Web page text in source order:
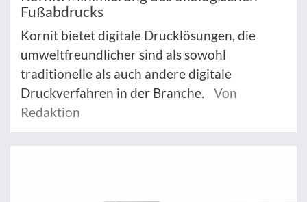
Fußabdrucks
Kornit bietet digitale Drucklösungen, die
umweltfreundlicher sind als sowohl
traditionelle als auch andere digitale
Druckverfahren in der Branche.
Von
Redaktion